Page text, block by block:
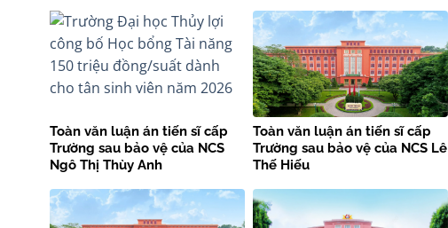
Toàn văn luận án tiến sĩ cấp
Trường sau bảo vệ của NCS
Ngô Thị Thùy Anh
Toàn văn luận án tiến sĩ cấp
Trường sau bảo vệ của NCS Lê
Thế Hiếu